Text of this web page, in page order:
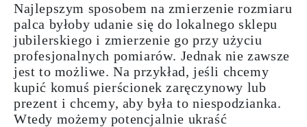
Najlepszym sposobem na zmierzenie rozmiaru
palca byłoby udanie się do lokalnego sklepu
jubilerskiegoi zmierzenie go przy użyciu
profesjonalnych pomiarów. Jednak nie zawsze
jest to możliwe. Na przykład, jeśli chcemy
kupić komuś pierścionek zaręczynowy lub
prezent i chcemy, aby była to niespodzianka.
Wtedy możemy potencjalnie ukraść